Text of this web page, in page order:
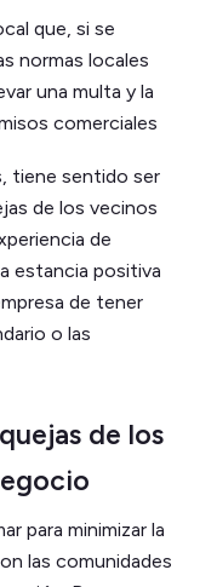
que, si se
normas locales
una multa y la
comerciales
tiene sentido ser
de los vecinos
de
estancia positiva
de tener
o las
de los
para minimizar la
las comunidades